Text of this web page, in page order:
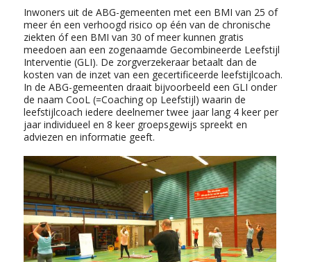
Inwoners uit de ABG-gemeenten met een BMI van 25 of
meer én een verhoogd risico op één van de chronische
ziekten óf een BMI van 30 of meer kunnen gratis
meedoen aan een zogenaamde Gecombineerde Leefstijl
Interventie (GLI). De zorgverzekeraar betaalt dan de
kosten van de inzet van een gecertificeerde leefstijlcoach.
In de ABG-gemeenten draait bijvoorbeeld een GLI onder
de naam CooL (=Coaching op Leefstijl) waarin de
leefstijlcoach iedere deelnemer twee jaar lang 4 keer per
jaar individueel en 8 keer groepsgewijs spreekt en
adviezen en informatie geeft.